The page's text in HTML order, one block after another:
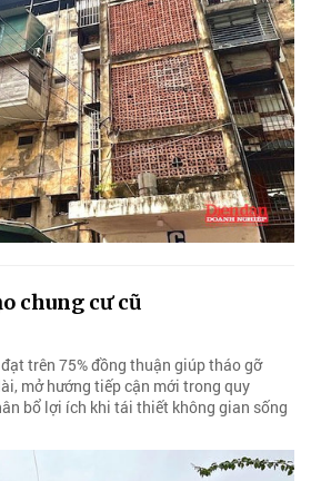
chung cư cũ
trên 75% đồng thuận giúp tháo gỡ
mở hướng tiếp cận mới trong quy
bổ lợi ích khi tái thiết không gian sống